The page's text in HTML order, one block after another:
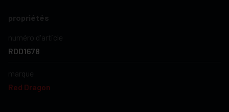
propriétés
numéro d'article
RDD1678
marque
Red Dragon